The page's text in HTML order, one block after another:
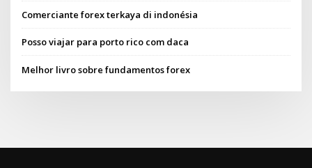
Comerciante forex terkaya di indonésia
Posso viajar para porto rico com daca
Melhor livro sobre fundamentos forex